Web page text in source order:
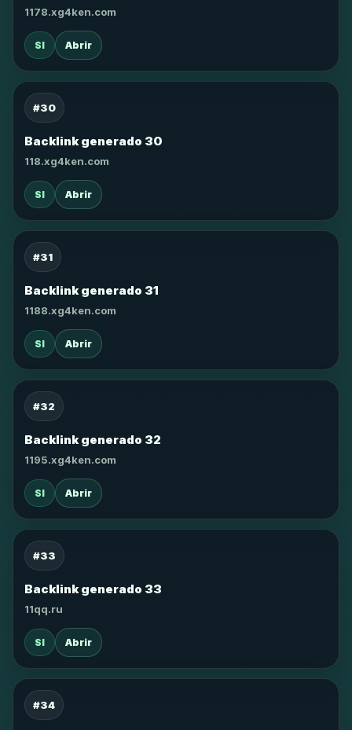
1178.xg4ken.com
SI Abrir
#30
Backlink generado 30
118.xg4ken.com
SI Abrir
#31
Backlink generado 31
1188.xg4ken.com
SI Abrir
#32
Backlink generado 32
1195.xg4ken.com
SI Abrir
#33
Backlink generado 33
11qq.ru
SI Abrir
#34